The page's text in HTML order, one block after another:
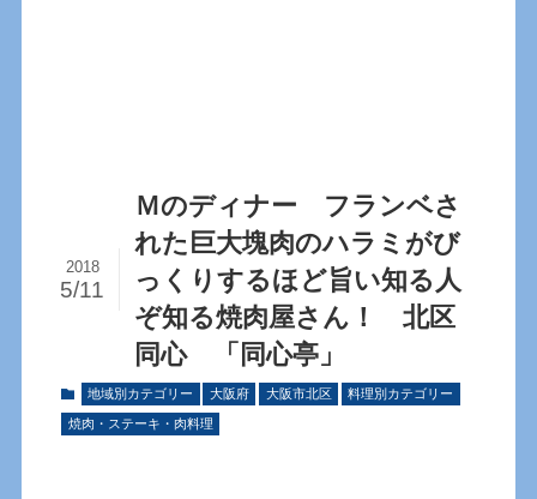
Ｍのディナー フランベさ
れた巨大塊肉のハラミがび
っくりするほど旨い知る人
ぞ知る焼肉屋さん！ 北区
同心 「同心亭」
2018
5/11
地域別カテゴリー 大阪府 大阪市北区 料理別カテゴリー
焼肉・ステーキ・肉料理